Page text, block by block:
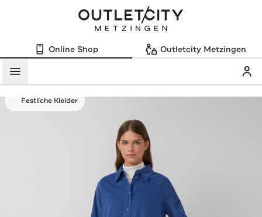
Online Shop Outletcity Metzingen
Menü
Festliche Kleider